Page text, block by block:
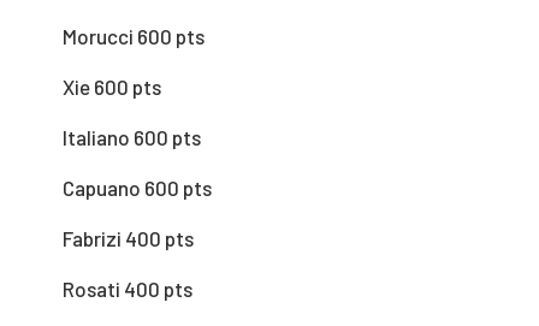
Morucci 600 pts
Xie 600 pts
Italiano 600 pts
Capuano 600 pts
Fabrizi 400 pts
Rosati 400 pts